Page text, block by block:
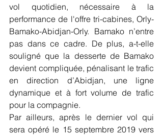
vol quotidien, nécessaire à la
performance de l'offre tri-cabines, Orly-
Bamako-Abidjan-Orly. Bamako n’entre
pas dans ce cadre. De plus, a-t-elle
souligné que la desserte de Bamako
devient compliquée, pénalisant le trafic
en direction d’Abidjan, une ligne
dynamique et à fort volume de trafic
pour la compagnie.
Par ailleurs, après le dernier vol qui
sera opéré le 15 septembre 2019 vers